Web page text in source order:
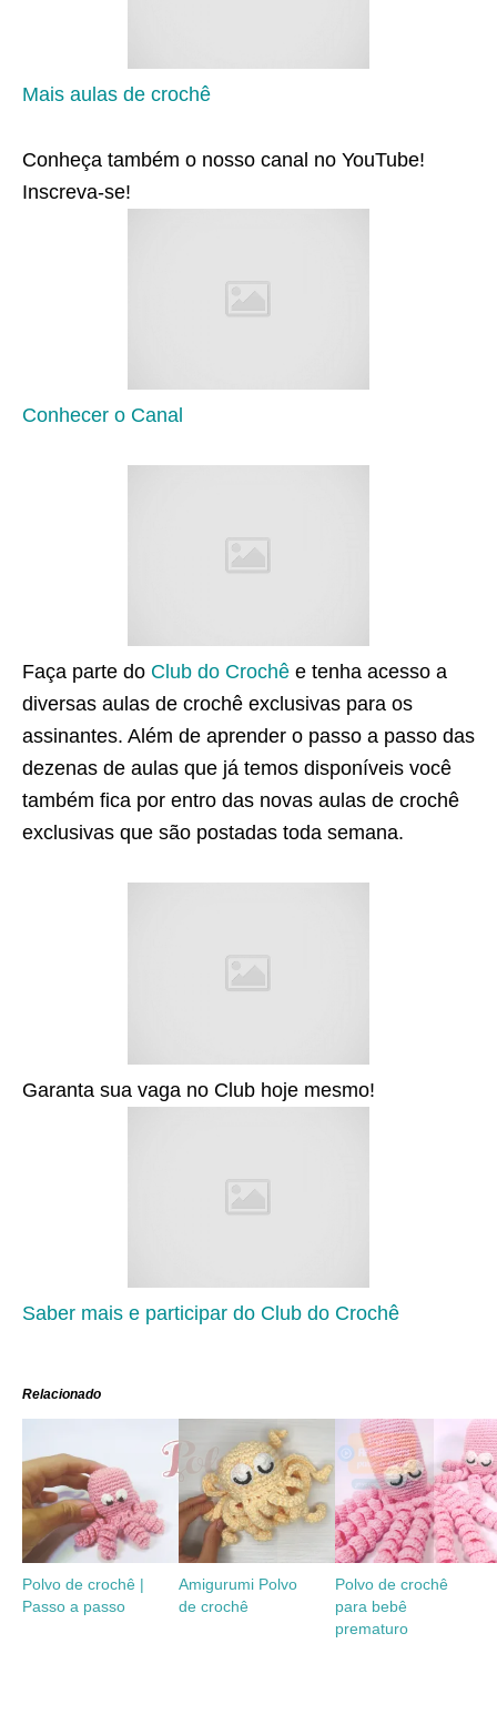
Mais aulas de crochê
Conheça também o nosso canal no YouTube!
Inscreva-se!
Conhecer o Canal
Faça parte do Club do Crochê e tenha acesso a
diversas aulas de crochê exclusivas para os
assinantes. Além de aprender o passo a passo das
dezenas de aulas que já temos disponíveis você
também fica por entro das novas aulas de crochê
exclusivas que são postadas toda semana.
Garanta sua vaga no Club hoje mesmo!
Saber mais e participar do Club do Crochê
Relacionado
Polvo de crochê |
Passo a passo
Amigurumi Polvo
de crochê
Polvo de crochê
para bebê
prematuro